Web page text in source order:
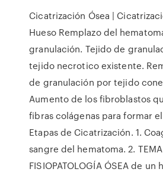
Cicatrización Ósea |
Hueso Remplazo del
granulación. Tejido de
tejido necrotico existente.
de granulación por tejido
Aumento de los fibroblastos
fibras colágenas para formar
Etapas de Cicatrización. 1.
sangre del hematoma. 2.
FISIOPATOLOGÍA ÓSEA de